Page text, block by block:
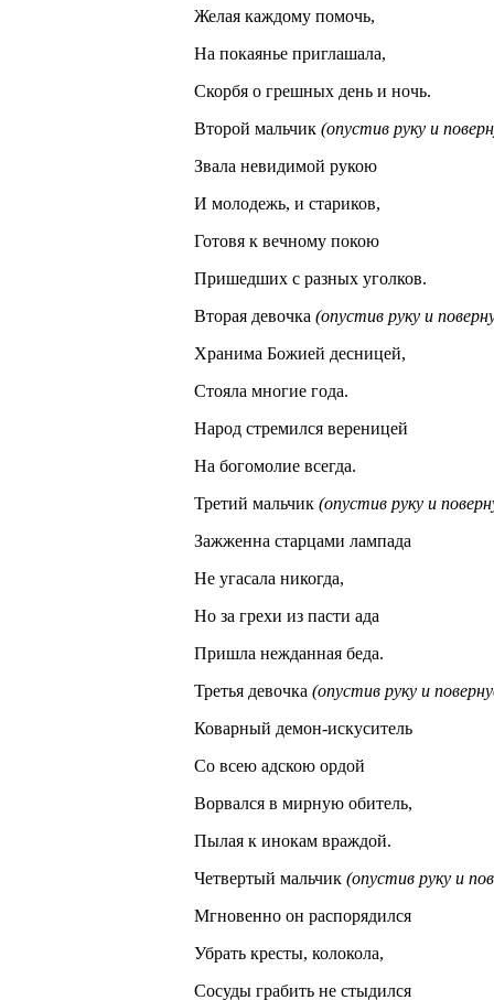
Желая каждому помочь,
На покаянье приглашала,
Скорбя о грешных день и ночь.
Второй мальчик (опустив руку и
Звала невидимой рукою
И молодежь, и стариков,
Готовя к вечному покою
Пришедших с разных уголков.
Вторая девочка (опустив руку и
Хранима Божией десницей,
Стояла многие года.
Народ стремился вереницей
На богомолие всегда.
Третий мальчик (опустив руку и
Зажженна старцами лампада
Не угасала никогда,
Но за грехи из пасти ада
Пришла нежданная беда.
Третья девочка (опустив руку и
Коварный демон-искуситель
Со всею адскою ордой
Ворвался в мирную обитель,
Пылая к инокам враждой.
Четвертый мальчик (опустив руку и
Мгновенно он распорядился
Убрать кресты, колокола,
Сосуды грабить не стыдился